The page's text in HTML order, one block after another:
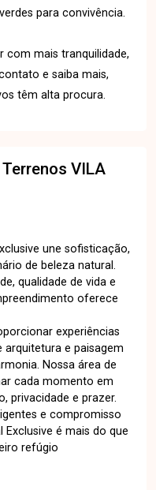
para convivência.
com mais tranquilidade,
e saiba mais,
têm alta procura.
VILA
une sofisticação,
de beleza natural.
qualidade de vida e
oferece
experiências
e paisagem
Nossa área de
cada momento em
privacidade e prazer.
e compromisso
Exclusive é mais do que
refúgio